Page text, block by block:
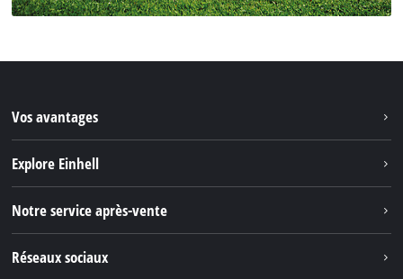
Vos avantages
Explore Einhell
Einhell Germany AG
Notre service après-vente
Réseaux sociaux